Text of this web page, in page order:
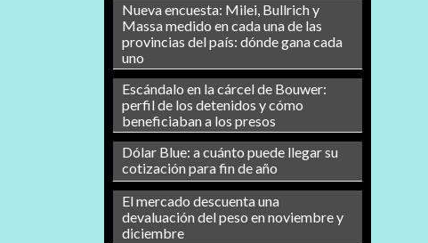
Nueva encuesta: Milei, Bullrich y
Massa medido en cada una de las
provincias del país: dónde gana cada
uno
Escándalo en la cárcel de Bouwer:
perfil de los detenidos y cómo
beneficiaban a los presos
Dólar Blue: a cuánto puede llegar su
cotización para fin de año
El mercado descuenta una
devaluación del peso en noviembre y
diciembre